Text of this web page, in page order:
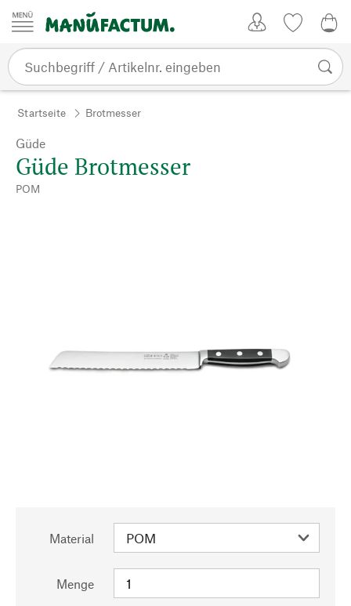
Zum Inhalt springen
Startseite Brotmesser
Güde
Güde Brotmesser
POM
Material
Menge